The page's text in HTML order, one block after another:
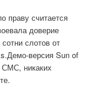
праву считается
доверие
слотов от
версия Sun of
СМС, никаких